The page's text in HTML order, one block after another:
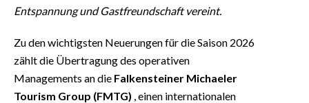
STORE
Entspannung und Gastfreundschaft vereint.
Zu den wichtigsten Neuerungen für die Saison 2026
zählt die Übertragung des operativen
Managements an die Falkensteiner Michaeler
Tourism Group (FMTG) , einen internationalen